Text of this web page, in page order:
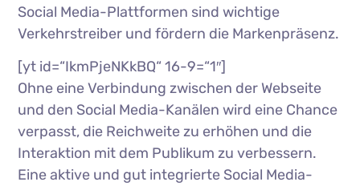
Social Media-Plattformen sind wichtige
Verkehrstreiber und fördern die Markenpräsenz.
[yt id=“IkmPjeNKkBQ“ 16-9=“1″]
Ohne eine Verbindung zwischen der Webseite
und den Social Media-Kanälen wird eine Chance
verpasst, die Reichweite zu erhöhen und die
Interaktion mit dem Publikum zu verbessern.
Eine aktive und gut integrierte Social Media-